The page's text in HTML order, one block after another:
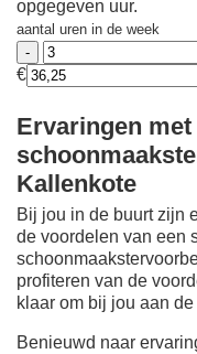
opgegeven uur.
aantal uren in de week
€
Ervaringen met
Kallenkote
Bij jou in de buurt zijn
de voordelen van een
profiteren van de
klaar om bij jou aan
Benieuwd naar